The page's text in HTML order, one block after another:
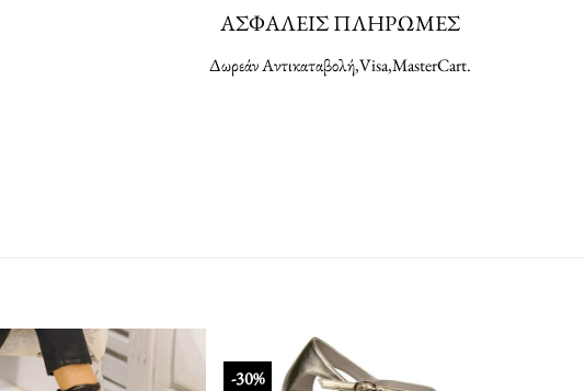
ΑΣΦΑΛΕΙΣ ΠΛΗΡΩΜΕΣ
Δωρεάν Αντικαταβολή,Visa,MasterCart.
-30%